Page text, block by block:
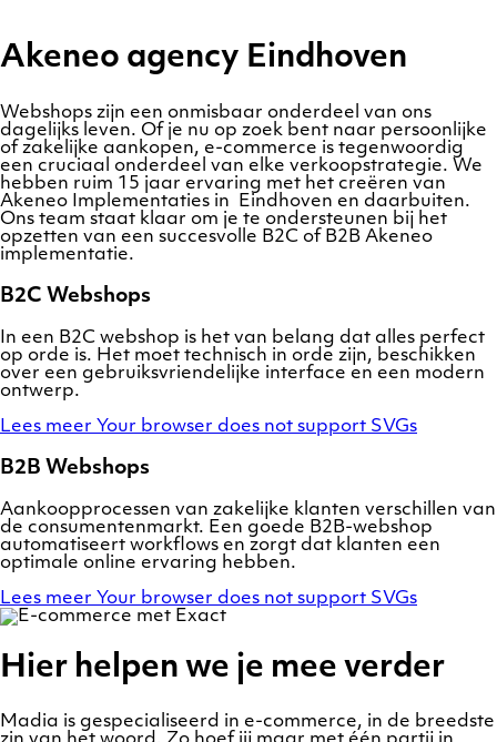
Akeneo agency Eindhoven
Webshops zijn een onmisbaar onderdeel van ons
dagelijks leven. Of je nu op zoek bent naar persoonlijke
of zakelijke aankopen, e-commerce is tegenwoordig
een cruciaal onderdeel van elke verkoopstrategie. We
hebben ruim 15 jaar ervaring met het creëren van
Akeneo Implementaties in Eindhoven en daarbuiten.
Ons team staat klaar om je te ondersteunen bij het
opzetten van een succesvolle B2C of B2B Akeneo
implementatie.
B2C Webshops
In een B2C webshop is het van belang dat alles perfect
op orde is. Het moet technisch in orde zijn, beschikken
over een gebruiksvriendelijke interface en een modern
ontwerp.
Lees meer Your browser does not support SVGs
B2B Webshops
Aankoopprocessen van zakelijke klanten verschillen van
de consumentenmarkt. Een goede B2B-webshop
automatiseert workflows en zorgt dat klanten een
optimale online ervaring hebben.
Lees meer Your browser does not support SVGs
Hier helpen we je mee verder
Madia is gespecialiseerd in e-commerce, in de breedste